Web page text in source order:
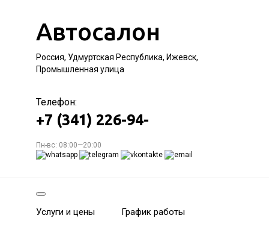
Автосалон
Россия, Удмуртская Республика, Ижевск,
Промышленная улица
Телефон:
+7 (341) 226-94-
Пн-вс: 08:00—20:00
Услуги и цены График работы